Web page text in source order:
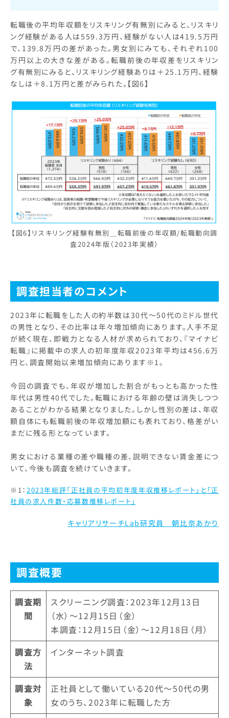
転職後の平均年収額をリスキリング有無別にみると、リスキリ
ング経験がある人は559.3万円、経験がない人は419.5万円
で、139.8万円の差があった。男女別にみても、それぞれ100
万円以上の大きな差がある。転職前後の年収差をリスキリン
グ有無別にみると、リスキリング経験ありは＋25.1万円、経験
なしは＋8.1万円と差がみられた。【図6】
【図6】リスキリング経験有無別＿転職前後の年収額/転職動向調
査2024年版（2023年実績）
調査担当者のコメント
2023年に転職をした人の約半数は30代～50代のミドル世代
の男性となり、その比率は年々増加傾向にあります。人手不足
が続く現在、即戦力となる人材が求められており、『マイナビ
転職』に掲載中の求人の初年度年収2023年平均は456.6万
円と、調査開始以来増加傾向にあります※1。
今回の調査でも、年収が増加した割合がもっとも高かった性
年代は男性40代でした。転職における年齢の壁は消失しつつ
あることがわかる結果となりました。しかし性別の差は、年収
額自体にも転職前後の年収増加額にも表れており、格差がい
まだに残る形となっています。
男女における業種の差や職種の差、説明できない賃金差につ
いて、今後も調査を続けていきます。
※1： 2023年総評「正社員の平均初年度年収推移レポート」と「正
社員の求人件数・応募数推移レポート」
キャリアリサーチLab研究員 朝比奈あかり
調査概要
調査期
間
スクリーニング調査：2023年12月13日
（水）～12月15日（金）
本調査：12月15日（金）～12月18日（月）
調査方
法
インターネット調査
調査対
象
正社員として働いている20代～50代の男
女のうち、2023年に転職した方